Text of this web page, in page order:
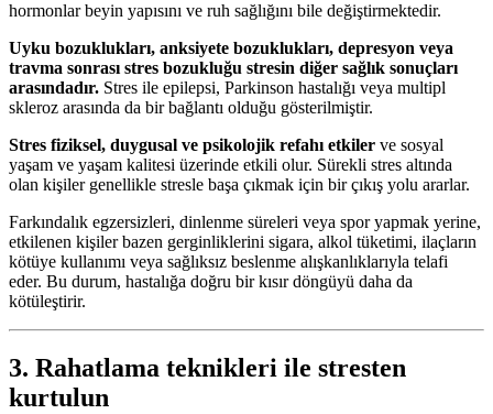
hormonlar beyin yapısını ve ruh sağlığını bile değiştirmektedir.
Uyku bozuklukları, anksiyete bozuklukları, depresyon veya
travma sonrası stres bozukluğu stresin diğer sağlık sonuçları
arasındadır. Stres ile epilepsi, Parkinson hastalığı veya multipl
skleroz arasında da bir bağlantı olduğu gösterilmiştir.
Stres fiziksel, duygusal ve psikolojik refahı etkiler ve sosyal
yaşam ve yaşam kalitesi üzerinde etkili olur. Sürekli stres altında
olan kişiler genellikle stresle başa çıkmak için bir çıkış yolu ararlar.
Farkındalık egzersizleri, dinlenme süreleri veya spor yapmak yerine,
etkilenen kişiler bazen gerginliklerini sigara, alkol tüketimi, ilaçların
kötüye kullanımı veya sağlıksız beslenme alışkanlıklarıyla telafi
eder. Bu durum, hastalığa doğru bir kısır döngüyü daha da
kötüleştirir.
3. Rahatlama teknikleri ile stresten
kurtulun